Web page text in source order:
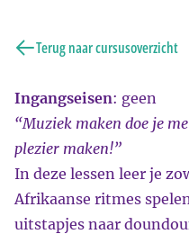
Terug naar cursusoverzicht
Ingangseisen: geen
“Muziek maken doe je
plezier maken!”
In deze lessen leer je
Afrikaanse ritmes
uitstapjes naar